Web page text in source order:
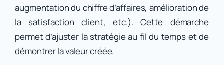
augmentation du chiffre d’affaires, amélioration de
la satisfaction client, etc.). Cette démarche
permet d’ajuster la stratégie au fil du temps et de
démontrer la valeur créée.